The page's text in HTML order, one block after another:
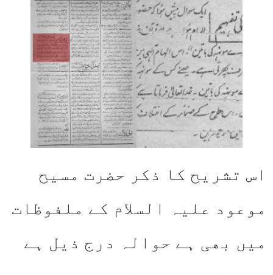
اس تشریح کا ذکر حضرت مسیح
موعود علیہ السلام کے ملفوظات
میں بھی ہے حوالہ درج ذیل ہے